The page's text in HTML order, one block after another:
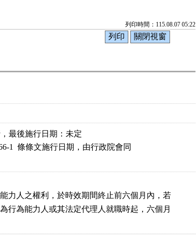
列印時間：115.08.07 05:22
最後施行日期：未定
1  條條文施行日期，由行政院會同
力人之權利，於時效期間終止前六個月內，若
行為能力人或其法定代理人就職時起，六個月